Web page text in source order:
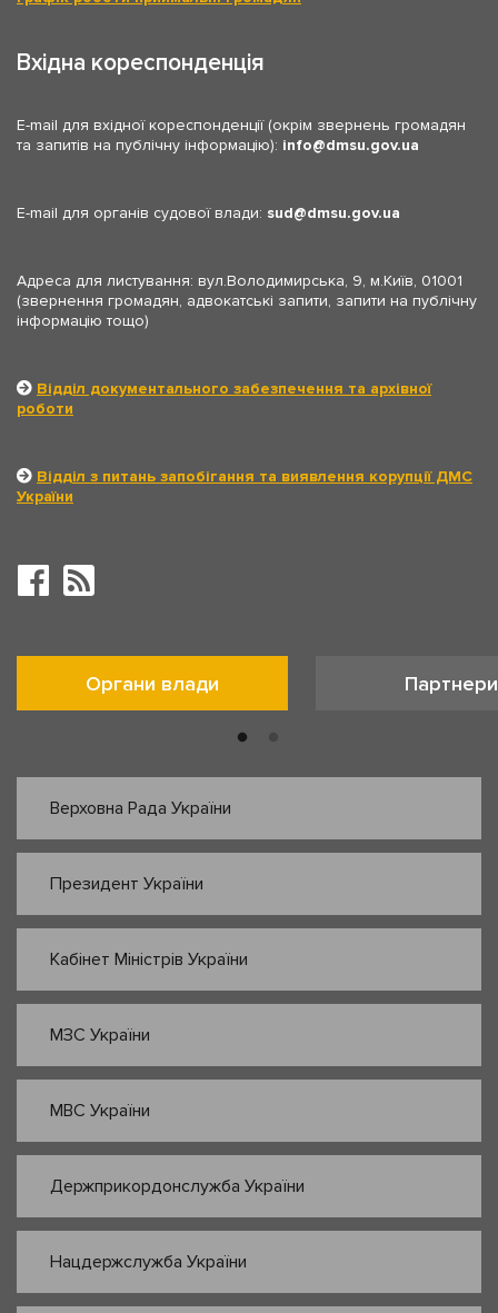
Вхідна кореспонденція
E-mail для вхідної кореспонденції (окрім звернень громадян
та запитів на публічну інформацію): info dmsu.gov.ua
E-mail для органів судової влади: sud dmsu.gov.ua
Адреса для листування: вул.Володимирська, 9, м.Київ, 01001
(звернення громадян, адвокатські запити, запити на публічну
інформацію тощо)
Відділ документального забезпечення та архівної
роботи
Відділ з питань запобігання та виявлення корупції ДМС
України
Органи влади Партнери
Верховна Рада України
Президент України
Кабінет Міністрів України
МЗС України
МВС України
Держприкордонслужба України
Нацдержслужба України